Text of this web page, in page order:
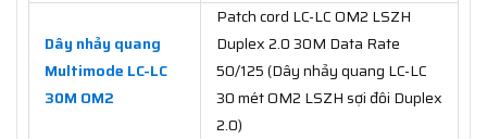
Dây nhảy quang
Multimode LC-LC
30M OM2
Patch cord LC-LC OM2 LSZH
Duplex 2.0 30M Data Rate
50/125 (Dây nhảy quang LC-LC
30 mét OM2 LSZH sợi đôi Duplex
2.0)